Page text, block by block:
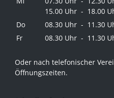
15.00 Uhr - 18.00
Do
08.30 Uhr - 11.30
Fr
08.30 Uhr - 11.30
Oder nach telefonischer
Öffnungszeiten.